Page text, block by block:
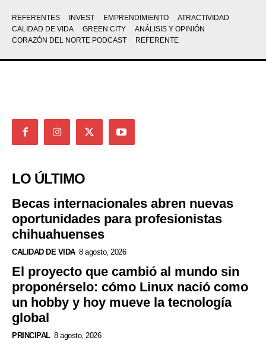
REFERENTES INVEST EMPRENDIMIENTO
ATRACTIVIDAD
CALIDAD DE VIDA
GREEN CITY
ANÁLISIS Y OPINIÓN
CORAZÓN DEL NORTE PODCAST
REFERENTE
LO ÚLTIMO
Becas internacionales abren nuevas
oportunidades para profesionistas
chihuahuenses
CALIDAD DE VIDA 8 agosto, 2026
El proyecto que cambió al mundo sin
proponérselo: cómo Linux nació como
un hobby y hoy mueve la tecnología
global
PRINCIPAL 8 agosto, 2026